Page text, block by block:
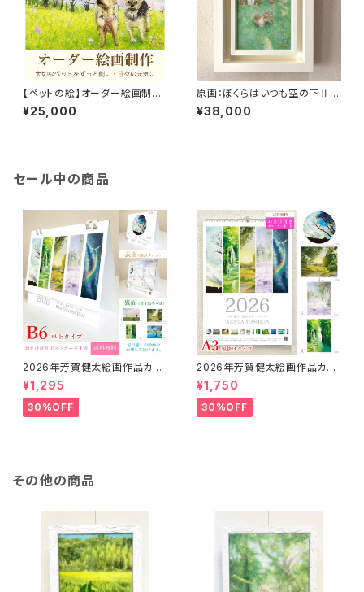
【ペットの絵】オーダー絵画制作
（約ポストカードサイズ）額なし
¥25,000
原画：ぼくらはいつも空の下Ⅱ
（サイズ：SM号・額縁外寸：よこ2
5.8cm×たて32.7㎝×奥行4.5
¥38,000
セール中の商品
2026年芳賀健太絵画作品カレ
ンダー（卓上タイプB6）※おまけ
のポストカード付き
¥1,295
30%OFF
2026年芳賀健太絵画作品カレ
ンダー（壁掛けA3）※おまけの
ポストカード付き
¥1,750
30%OFF
その他の商品